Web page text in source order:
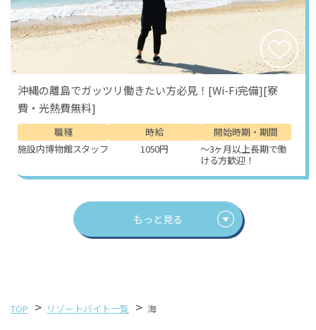
沖縄の離島でガッツリ働きたい方必見！[Wi-Fi完備][寮
費・光熱費無料]
職種
施設内博物館スタッフ
時給
1050円
開始時期・期間
～3ヶ月以上長期で働
ける方歓迎！
もっと見る
TOP > リゾートバイト一覧 > 海